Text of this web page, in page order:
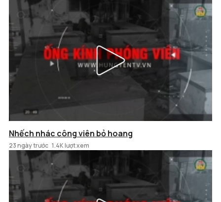
Nhếch nhác công viên bỏ hoang
23 ngày trước 1.4K lượt xem